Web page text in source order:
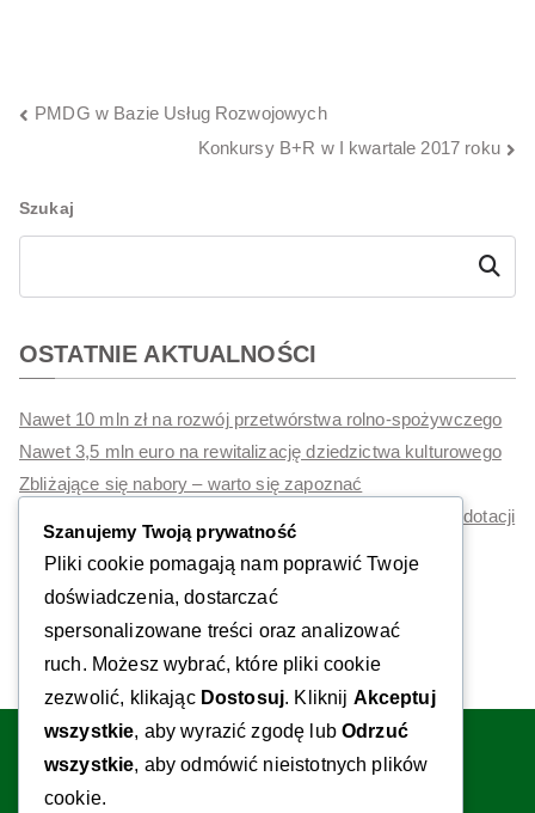
NAWIGACJA
PMDG w Bazie Usług Rozwojowych
Konkursy B+R w I kwartale 2017 roku
Szukaj
Szukaj
OSTATNIE AKTUALNOŚCI
Nawet 10 mln zł na rozwój przetwórstwa rolno-spożywczego
Nawet 3,5 mln euro na rewitalizację dziedzictwa kulturowego
Zbliżające się nabory – warto się zapoznać
Polskie Mosty Technologiczne 2026 – nawet 180 tys. zł dotacji
na rozwój eksportu. Ruszył nabór 3N/2026
Dotacje na inwestycje z ZUS
LinkedIn
YouTube
Facebook
Kontakt:
Szanujemy Twoją prywatność
Pliki cookie pomagają nam poprawić Twoje
doświadczenia, dostarczać
spersonalizowane treści oraz analizować
ruch. Możesz wybrać, które pliki cookie
zezwolić, klikając Dostosuj. Kliknij Akceptuj
wszystkie, aby wyrazić zgodę lub Odrzuć
wszystkie, aby odmówić nieistotnych plików
cookie.